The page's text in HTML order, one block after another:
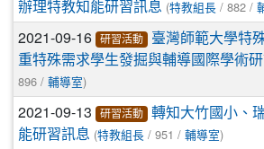
辦理特教知能研習訊息 (特教組長 / 882 /
2021-09-16 研習活動
臺灣師範大學特
重特殊需求學生發掘與輔導國際學術研
896 / 輔導室)
2021-09-13 研習活動
轉知大竹國小、
能研習訊息 (特教組長 / 951 / 輔導室)